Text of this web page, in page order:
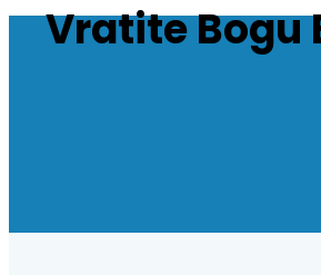
Vratite Bogu